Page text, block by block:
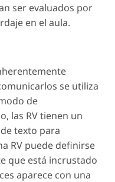
ser evaluados por
en el aula.
se utiliza
de
las RV tienen un
texto para
RV puede definirse
que está incrustado
aparece con una